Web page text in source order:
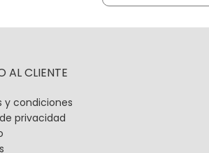
AL CLIENTE
y condiciones
privacidad